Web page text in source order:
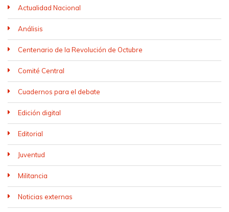
Actualidad Nacional
Análisis
Centenario de la Revolución de Octubre
Comité Central
Cuadernos para el debate
Edición digital
Editorial
Juventud
Militancia
Noticias externas